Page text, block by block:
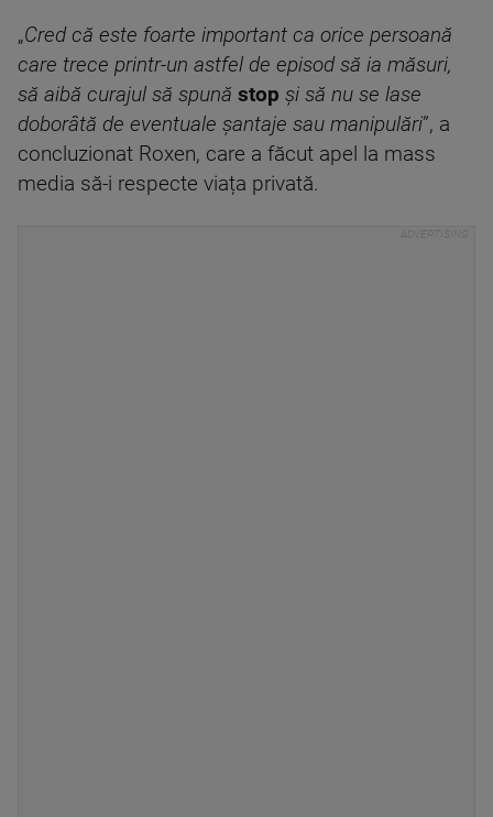
„Cred că este foarte important ca orice persoană
care trece printr-un astfel de episod să ia măsuri,
să aibă curajul să spună stop și să nu se lase
doborâtă de eventuale șantaje sau manipulări”, a
concluzionat Roxen, care a făcut apel la mass
media să-i respecte viața privată.